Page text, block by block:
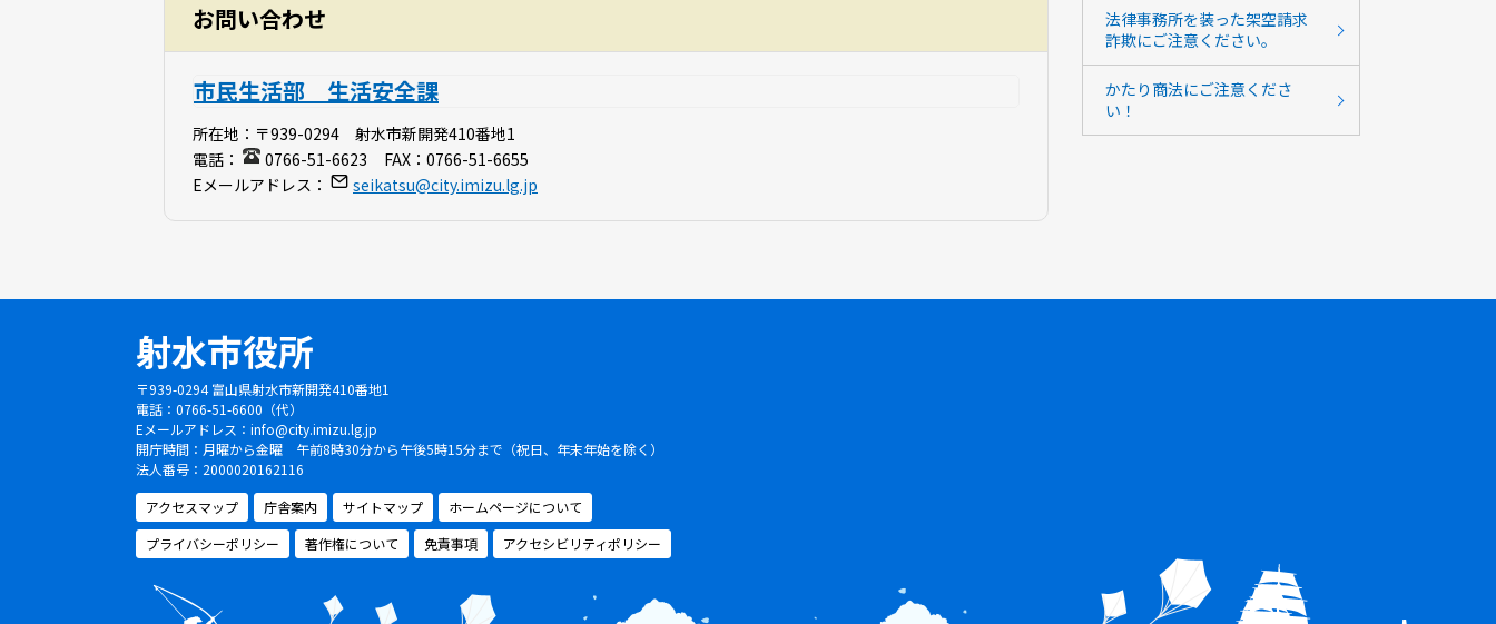
お問い合わせ
市民生活部 生活安全課
所在地： 〒939-0294 射水市新開発410番地1
電話：
0766-51-6623 FAX： 0766-51-6655
Eメールアドレス：
seikatsu@city.imizu.lg.jp
法律事務所を装った架空請求
詐欺にご注意ください。
かたり商法にご注意くださ
い！
射水市役所
〒939-0294 富山県射水市新開発410番地1
電話：0766-51-6600（代）
Eメールアドレス： info@city.imizu.lg.jp
開庁時間：月曜から金曜 午前8時30分から午後5時15分まで（祝日、年末年始を除く）
法人番号：2000020162116
アクセスマップ
庁舎案内 サイトマップ
ホームページについて
プライバシーポリシー
著作権について 免責事項 アクセシビリティポリシー